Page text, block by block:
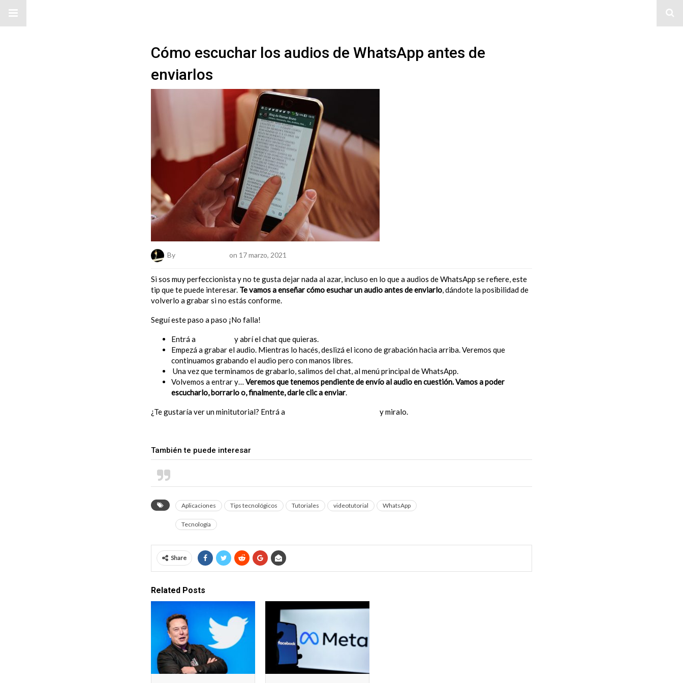
Cómo escuchar los audios de WhatsApp antes de
enviarlos
By on 17 marzo, 2021
Si sos muy perfeccionista y no te gusta dejar nada al azar, incluso en lo que a audios de WhatsApp se refiere, este
tip que te puede interesar. Te vamos a enseñar cómo esuchar un audio antes de enviarlo, dándote la posibilidad de
volverlo a grabar si no estás conforme.
Seguí este paso a paso ¡No falla!
Entrá a
y abrí el chat que quieras.
Empezá a grabar el audio. Mientras lo hacés, deslizá el icono de grabación hacia arriba. Veremos que
continuamos grabando el audio pero con manos libres.
Una vez que terminamos de grabarlo, salimos del chat, al menú principal de WhatsApp.
Volvemos a entrar y… Veremos que tenemos pendiente de envío al audio en cuestión. Vamos a poder
escucharlo, borrarlo o, finalmente, darle clic a enviar.
¿Te gustaría ver un minitutorial? Entrá a y miralo.
También te puede interesar
Aplicaciones Tips tecnológicos Tutoriales videotutorial WhatsApp
Tecnología
Share
Related Posts